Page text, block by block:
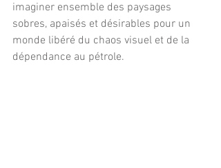
imaginer ensemble des paysages
sobres, apaisés et désirables pour un
monde libéré du chaos visuel et de la
dépendance au pétrole.